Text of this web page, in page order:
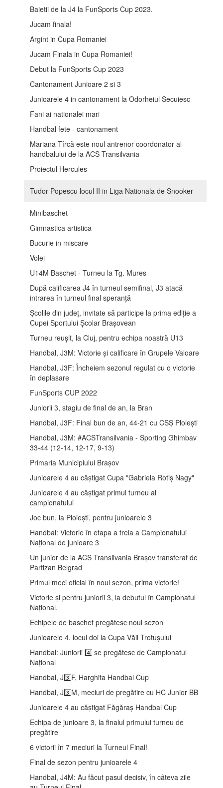
Baietii de la J4 la FunSports Cup 2023.
Jucam finala!
Argint in Cupa Romaniei
Jucam Finala in Cupa Romaniei!
Debut la FunSports Cup 2023
Cantonament Junioare 2 si 3
Junioarele 4 in cantonament la Odorheiul Secuiesc
Fani ai nationalei mari
Handbal fete - cantonament
Mariana Tîrcă este noul antrenor coordonator al
handbalului de la ACS Transilvania
Proiectul Hercules
Tudor Popescu locul II in Liga Nationala de Snooker
Minibaschet
Gimnastica artistica
Bucurie in miscare
Volei
U14M Baschet - Turneu la Tg. Mures
După calificarea J4 în turneul semifinal, J3 atacă
intrarea în turneul final speranță
Școlile din județ, invitate să participe la prima ediție a
Cupei Sportului Școlar Brașovean
Turneu reușit, la Cluj, pentru echipa noastră U13
Handbal, J3M: Victorie și calificare în Grupele Valoare
Handbal, J3F: Încheiem sezonul regulat cu o victorie
în deplasare
FunSports CUP 2022
Juniorii 3, stagiu de final de an, la Bran
Handbal, J3F: Final bun de an, 44-21 cu CSȘ Ploiești
Handbal, J3M: #ACSTransilvania - Sporting Ghimbav
33-44 (12-14, 12-17, 9-13)
Primaria Municipiului Brașov
Junioarele 4 au câștigat Cupa "Gabriela Rotiș Nagy"
Junioarele 4 au câștigat primul turneu al
campionatului
Joc bun, la Ploiești, pentru junioarele 3
Handbal: Victorie în etapa a treia a Campionatului
Național de junioare 3
Un junior de la ACS Transilvania Brașov transferat de
Partizan Belgrad
Primul meci oficial în noul sezon, prima victorie!
Victorie și pentru juniorii 3, la debutul în Campionatul
Național.
Echipele de baschet pregătesc noul sezon
Junioarele 4, locul doi la Cupa Văii Trotușului
Handbal: Juniorii 4️⃣ se pregătesc de Campionatul
Național
Handbal, J3️⃣F, Harghita Handbal Cup
Handbal, J3️⃣M, meciuri de pregătire cu HC Junior BB
Junioarele 4 au câștigat Făgăraș Handbal Cup
Echipa de junioare 3, la finalul primului turneu de
pregătire
6 victorii în 7 meciuri la Turneul Final!
Final de sezon pentru junioarele 4
Handbal, J4M: Au făcut pasul decisiv, în câteva zile